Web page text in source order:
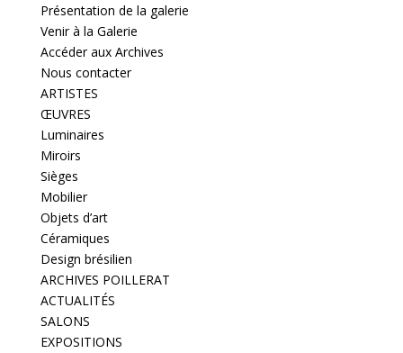
Présentation de la galerie
Venir à la Galerie
Accéder aux Archives
Nous contacter
ARTISTES
ŒUVRES
Luminaires
Miroirs
Sièges
Mobilier
Objets d’art
Céramiques
Design brésilien
ARCHIVES POILLERAT
ACTUALITÉS
SALONS
EXPOSITIONS